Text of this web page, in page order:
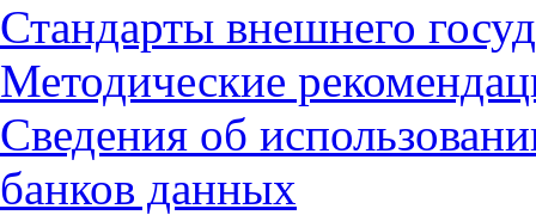
Стандарты внешнего
Методические
Сведения об
банков данных